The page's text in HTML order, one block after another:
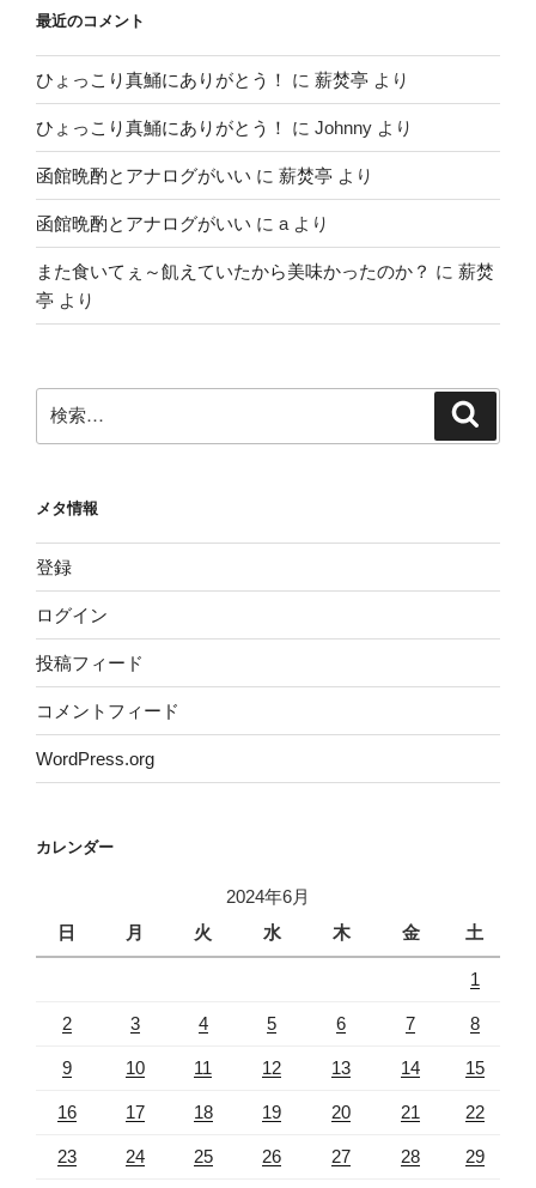
最近のコメント
ひょっこり真鯒にありがとう！ に 薪焚亭 より
ひょっこり真鯒にありがとう！ に Johnny より
函館晩酌とアナログがいい に 薪焚亭 より
函館晩酌とアナログがいい に a より
また食いてぇ～飢えていたから美味かったのか？ に 薪焚
亭 より
索:
メタ情報
登録
ログイン
投稿フィード
コメントフィード
WordPress.org
カレンダー
2024年6月
日
月 火 水 木 金 土
1
2 3 4 5 6 7 8
9 10 11 12 13 14 15
16 17 18 19 20 21 22
23 24 25 26 27 28 29